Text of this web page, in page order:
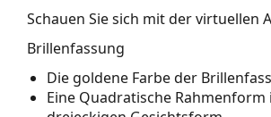
Schauen Sie sich mit der virtuellen
Brillenfassung
Die goldene Farbe der
Eine Quadratische